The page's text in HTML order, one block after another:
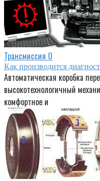
Трансмиссия 0
Как производится
Автоматическая коробка
высокотехнологичный
комфортное и